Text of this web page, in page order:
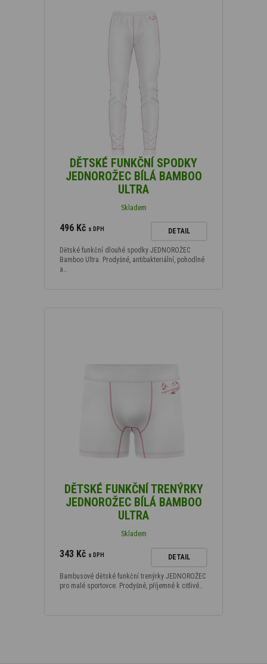
DĚTSKÉ FUNKČNÍ SPODKY
JEDNOROŽEC BÍLÁ BAMBOO
ULTRA
Skladem
496 Kč s DPH DETAIL
Dětské funkční dlouhé spodky JEDNOROŽEC
Bamboo Ultra. Prodyšné, antibakteriální, pohodlné
a…
DĚTSKÉ FUNKČNÍ TRENÝRKY
JEDNOROŽEC BÍLÁ BAMBOO
ULTRA
Skladem
343 Kč s DPH DETAIL
Bambusové dětské funkční trenýrky JEDNOROŽEC
pro malé sportovce. Prodyšné, příjemné k citlivé…